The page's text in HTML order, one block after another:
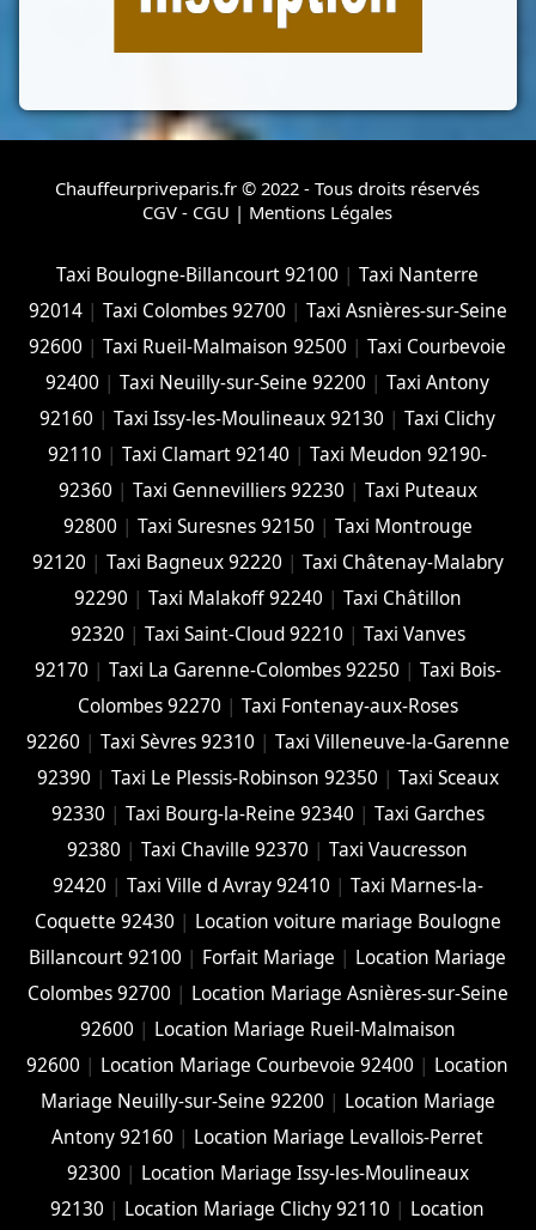
Chauffeurpriveparis.fr © 2022 - Tous droits réservés
CGV - CGU | Mentions Légales
Taxi Boulogne-Billancourt 92100 |Taxi Nanterre
92014| Taxi Colombes 92700 | Taxi Asnières-sur-Seine
92600 |Taxi Rueil-Malmaison 92500 |Taxi Courbevoie
92400 |Taxi Neuilly-sur-Seine 92200 |Taxi Antony
92160 |Taxi Issy-les-Moulineaux 92130 |Taxi Clichy
92110 |Taxi Clamart 92140 |Taxi Meudon 92190-
92360 | Taxi Gennevilliers 92230 | Taxi Puteaux
92800 | Taxi Suresnes 92150 | Taxi Montrouge
92120 | Taxi Bagneux 92220 | Taxi Châtenay-Malabry
92290 | Taxi Malakoff 92240 | Taxi Châtillon
92320 | Taxi Saint-Cloud 92210 | Taxi Vanves
92170 | Taxi La Garenne-Colombes 92250 | Taxi Bois-
Colombes 92270 | Taxi Fontenay-aux-Roses
92260 | Taxi Sèvres 92310 | Taxi Villeneuve-la-Garenne
92390 | Taxi Le Plessis-Robinson 92350 | Taxi Sceaux
92330 | Taxi Bourg-la-Reine 92340 | Taxi Garches
92380 |Taxi Chaville 92370 |Taxi Vaucresson
92420 | Taxi Ville d Avray 92410 | Taxi Marnes-la-
Coquette 92430 | Location voiture mariage Boulogne
Billancourt 92100 | Forfait Mariage | Location Mariage
Colombes 92700 | Location Mariage Asnières-sur-Seine
92600 | Location Mariage Rueil-Malmaison
92600 | Location Mariage Courbevoie 92400 | Location
Mariage Neuilly-sur-Seine 92200 | Location Mariage
Antony 92160 | Location Mariage Levallois-Perret
92300 | Location Mariage Issy-les-Moulineaux
92130 | Location Mariage Clichy 92110 | Location